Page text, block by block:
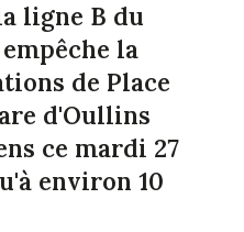
ligne B du
la
de Place
d'Oullins
ce mardi 27
environ 10